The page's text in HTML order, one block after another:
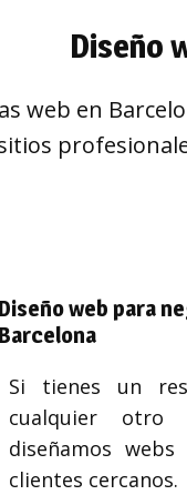
Diseño
web en
Diseño web para
Barcelona
Si tienes un
cualquier otro
diseñamos
clientes cercanos.